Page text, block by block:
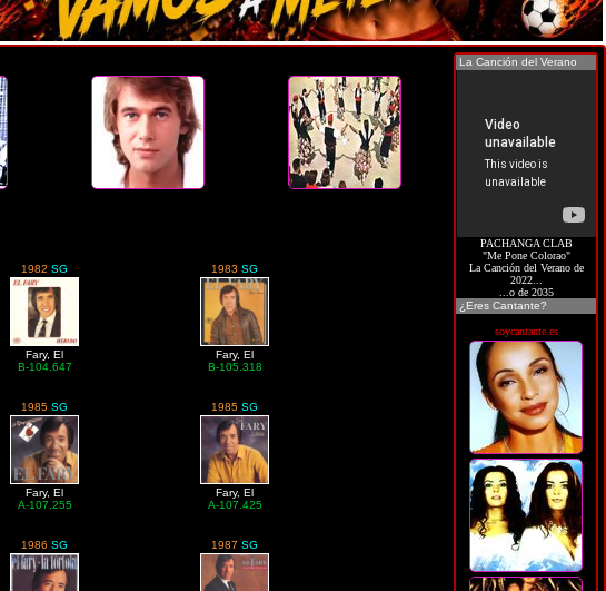
1982 SG
Fary, El
B-104.647
1983 SG
Fary, El
B-105.318
1985 SG
Fary, El
A-107.255
1985 SG
Fary, El
A-107.425
1986 SG 1987 SG
La Canción del Verano
PACHANGA CLAB
"Me Pone Colorao"
La Canción del Verano de
2022...
...o de 2035
¿Eres Cantante?
soycantante.es